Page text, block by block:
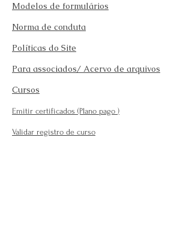
Modelos de formulários
Norma de conduta
Políticas do Site
Para associados/ Acervo de arquivos
Cursos
Emitir certificados (Plano pago )
Validar registro de curso